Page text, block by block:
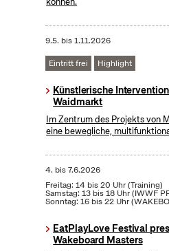
9.5. bis1.11.2026
Eintritt frei Highlight
Künstlerische
Waidmarkt
Im Zentrum des Projekts von
eine bewegliche,
4. bis7.6.2026
Freitag: 14 bis 20 Uhr (Training)
Samstag: 13 bis 18 Uhr (IWWF
Sonntag: 16 bis 22 Uhr
EatPlayLove Festival
Wakeboard Masters